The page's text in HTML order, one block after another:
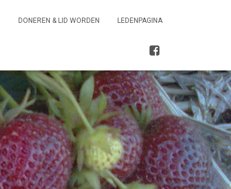
DONEREN & LID WORDEN LEDENPAGINA